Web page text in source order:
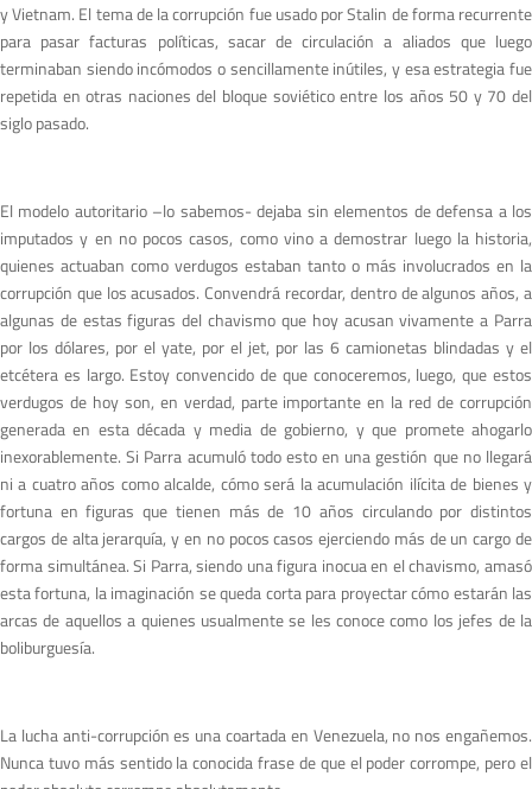
y Vietnam. El tema de la corrupción fue usado por Stalin de forma recurrente
para pasar facturas políticas, sacar de circulación a aliados que luego
terminaban siendo incómodos o sencillamente inútiles, y esa estrategia fue
repetida en otras naciones del bloque soviético entre los años 50 y 70 del
siglo pasado.
El modelo autoritario –lo sabemos- dejaba sin elementos de defensa a los
imputados y en no pocos casos, como vino a demostrar luego la historia,
quienes actuaban como verdugos estaban tanto o más involucrados en la
corrupción que los acusados. Convendrá recordar, dentro de algunos años, a
algunas de estas figuras del chavismo que hoy acusan vivamente a Parra
por los dólares, por el yate, por el jet, por las 6 camionetas blindadas y el
etcétera es largo. Estoy convencido de que conoceremos, luego, que estos
verdugos de hoy son, en verdad, parte importante en la red de corrupción
generada en esta década y media de gobierno, y que promete ahogarlo
inexorablemente. Si Parra acumuló todo esto en una gestión que no llegará
ni a cuatro años como alcalde, cómo será la acumulación ilícita de bienes y
fortuna en figuras que tienen más de 10 años circulando por distintos
cargos de alta jerarquía, y en no pocos casos ejerciendo más de un cargo de
forma simultánea. Si Parra, siendo una figura inocua en el chavismo, amasó
esta fortuna, la imaginación se queda corta para proyectar cómo estarán las
arcas de aquellos a quienes usualmente se les conoce como los jefes de la
boliburguesía.
La lucha anti-corrupción es una coartada en Venezuela, no nos engañemos.
Nunca tuvo más sentido la conocida frase de que el poder corrompe, pero el